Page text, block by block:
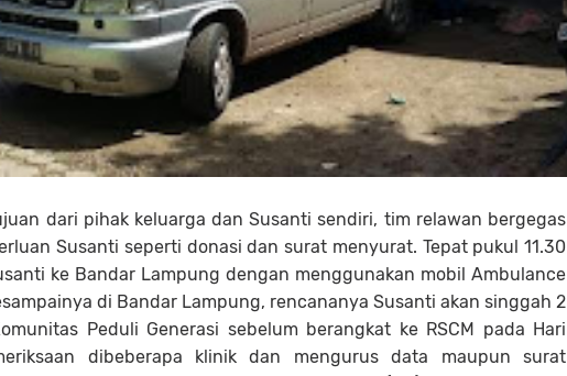
dari pihak keluarga dan Susanti sendiri, tim relawan bergegas
Susanti seperti donasi dan surat menyurat. Tepat pukul 11.30
ke Bandar Lampung dengan menggunakan mobil Ambulance
di Bandar Lampung, rencananya Susanti akan singgah 2
Peduli Generasi sebelum berangkat ke RSCM pada Hari
dibeberapa klinik dan mengurus data maupun surat